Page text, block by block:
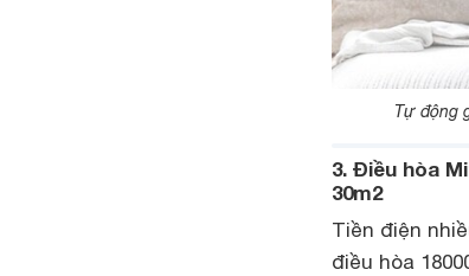
Tự động
3. Điều hòa
30m2
Tiền điện
điều hòa